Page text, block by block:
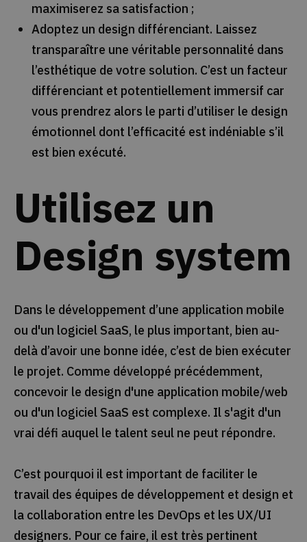
maximiserez sa satisfaction ;
Adoptez un design différenciant. Laissez
transparaître une véritable personnalité dans
l’esthétique de votre solution. C’est un facteur
différenciant et potentiellement immersif car
vous prendrez alors le parti d’utiliser le design
émotionnel dont l’efficacité est indéniable s’il
est bien exécuté.
Utilisez un
Design system
Dans le développement d’une application mobile
ou d'un logiciel SaaS, le plus important, bien au-
delà d’avoir une bonne idée, c’est de bien exécuter
le projet. Comme développé précédemment,
concevoir le design d'une application mobile/web
ou d'un logiciel SaaS est complexe. Il s'agit d'un
vrai défi auquel le talent seul ne peut répondre.
C’est pourquoi il est important de faciliter le
travail des équipes de développement et design et
la collaboration entre les DevOps et les UX/UI
designers. Pour ce faire, il est très pertinent